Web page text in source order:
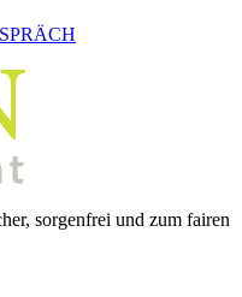
sorgenfrei und zum fairen